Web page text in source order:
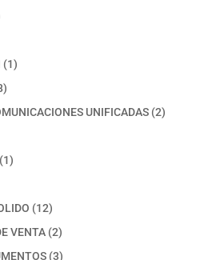
11
8
productos
UNIFICADAS 22
11
1212
productos
VENTA 22
productos
33